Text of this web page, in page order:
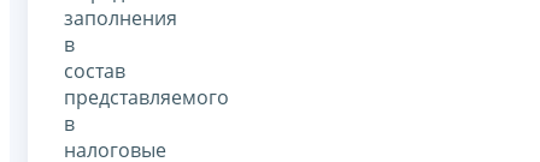
заполнения
в
состав
представляемого
в
налоговые